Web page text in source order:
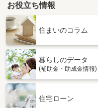
お役立ち情報
住まいのコラム
暮らしのデータ
(補助金・助成金情報)
住宅ローン